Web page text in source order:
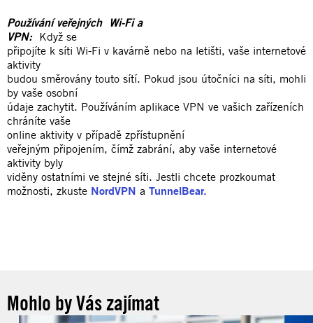
Používání veřejných Wi-Fi a
VPN: Když se
připojíte k síti Wi-Fi v kavárně nebo na letišti, vaše internetové
aktivity
budou směrovány touto sítí. Pokud jsou útočníci na síti, mohli
by vaše osobní
údaje zachytit. Používáním aplikace VPN ve vašich zařízeních
chráníte vaše
online aktivity v případě zpřístupnění
veřejným připojením, čímž zabrání, aby vaše internetové
aktivity byly
viděny ostatními ve stejné síti. Jestli chcete prozkoumat
možnosti, zkuste NordVPN a TunnelBear.
Mohlo by Vás zajímat